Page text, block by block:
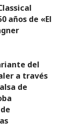
años de «El
del
a través
de